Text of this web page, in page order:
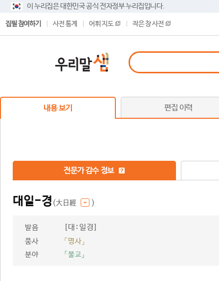
이 누리집은 대한민국 공식 전자정부 누리집입니다.
집필 참여하기 사전 통계 어휘 지도 작은 창 사전
내용 보기 편집 이력
전문가 감수 정보
대일-경 (大日經 )
발음 [대ː일경]
품사
「명사」
분야
『불교』